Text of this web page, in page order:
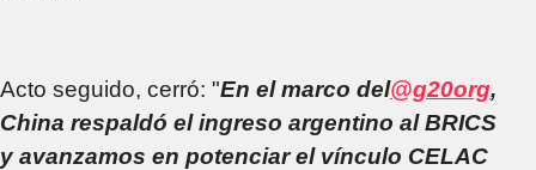
Acto seguido, cerró: "En el marco del@g20org,
China respaldó el ingreso argentino al BRICS
y avanzamos en potenciar el vínculo CELAC